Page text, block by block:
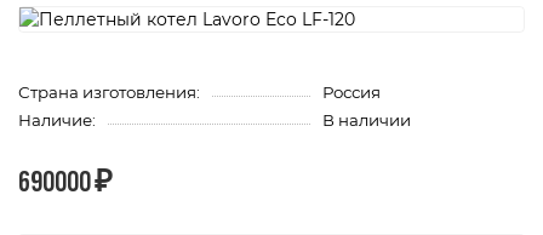
Страна изготовления:
Россия
Наличие:
В наличии
690000 ₽